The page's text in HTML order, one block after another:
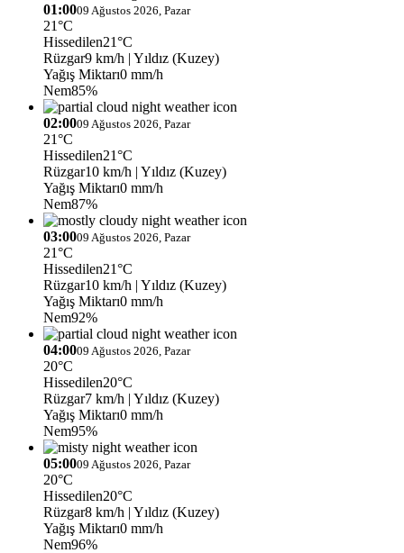
01:0009 Ağustos 2026, Pazar
21°C
Hissedilen21°C
Rüzgar9 km/h | Yıldız (Kuzey)
Yağış Miktarı0 mm/h
Nem85%
02:0009 Ağustos 2026, Pazar
21°C
Hissedilen21°C
Rüzgar10 km/h | Yıldız (Kuzey)
Yağış Miktarı0 mm/h
Nem87%
03:0009 Ağustos 2026, Pazar
21°C
Hissedilen21°C
Rüzgar10 km/h | Yıldız (Kuzey)
Yağış Miktarı0 mm/h
Nem92%
04:0009 Ağustos 2026, Pazar
20°C
Hissedilen20°C
Rüzgar7 km/h | Yıldız (Kuzey)
Yağış Miktarı0 mm/h
Nem95%
05:0009 Ağustos 2026, Pazar
20°C
Hissedilen20°C
Rüzgar8 km/h | Yıldız (Kuzey)
Yağış Miktarı0 mm/h
Nem96%